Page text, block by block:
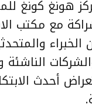
مع مكتب
أحدث